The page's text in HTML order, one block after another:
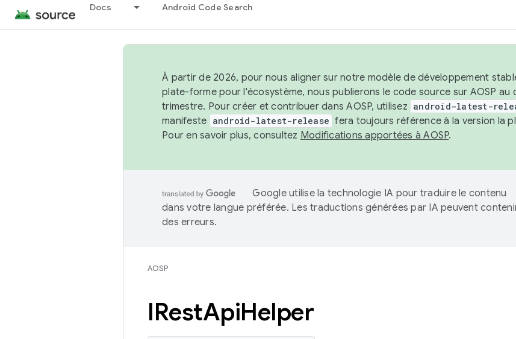
Docs Android Code Search
À partir de 2026, pour nous aligner sur notre modèle de développement
plate-forme pour l'écosystème, nous publierons le code source sur AOSP au
trimestre. Pour créer et contribuer dans AOSP, utilisez android-latest-
manifeste android-latest-release fera toujours référence à la version la
Pour en savoir plus, consultez Modifications apportées à AOSP.
Google utilise la technologie IA pour traduire le contenu
dans votre langue préférée. Les traductions générées par IA peuvent
des erreurs.
AOSP
IRestApiHelper